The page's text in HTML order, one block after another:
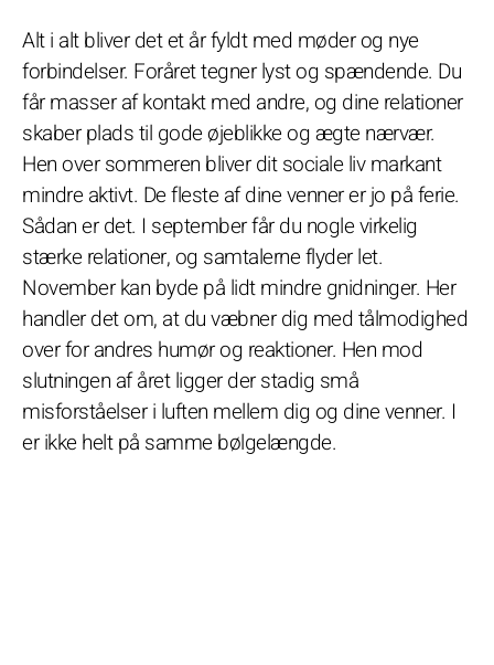
Alt i alt bliver det et år fyldt med møder og nye
forbindelser. Foråret tegner lyst og spændende. Du
får masser af kontakt med andre, og dine relationer
skaber plads til gode øjeblikke og ægte nærvær.
Hen over sommeren bliver dit sociale liv markant
mindre aktivt. De fleste af dine venner er jo på ferie.
Sådan er det. I september får du nogle virkelig
stærke relationer, og samtalerne flyder let.
November kan byde på lidt mindre gnidninger. Her
handler det om, at du væbner dig med tålmodighed
over for andres humør og reaktioner. Hen mod
slutningen af året ligger der stadig små
misforståelser i luften mellem dig og dine venner. I
er ikke helt på samme bølgelængde.